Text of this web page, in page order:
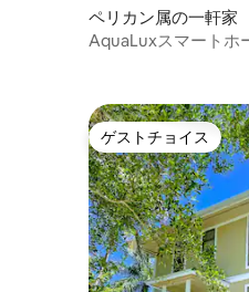
ペリカン属の一軒家
AquaLuxスマートホ
ゲストチョイス
ゲストチョイス